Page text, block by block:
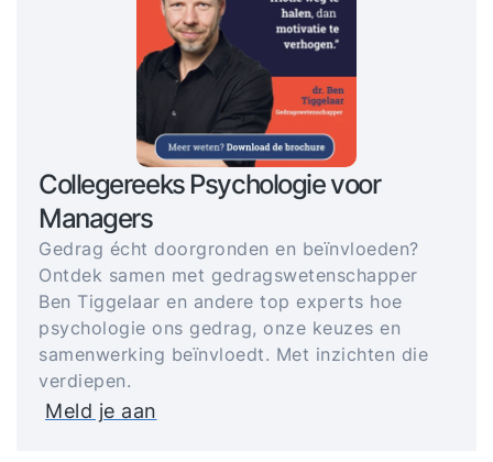
Collegereeks Psychologie voor
Managers
Gedrag écht doorgronden en beïnvloeden?
Ontdek samen met gedragswetenschapper
Ben Tiggelaar en andere top experts hoe
psychologie ons gedrag, onze keuzes en
samenwerking beïnvloedt. Met inzichten die
verdiepen.
Meld je aan